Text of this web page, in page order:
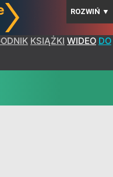
ROZWIŃ ▼
KSIĄŻKI WIDEO DO